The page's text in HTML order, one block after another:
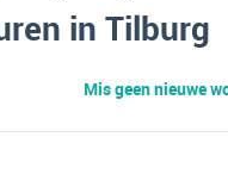
in Tilburg
Mis geen nieuwe